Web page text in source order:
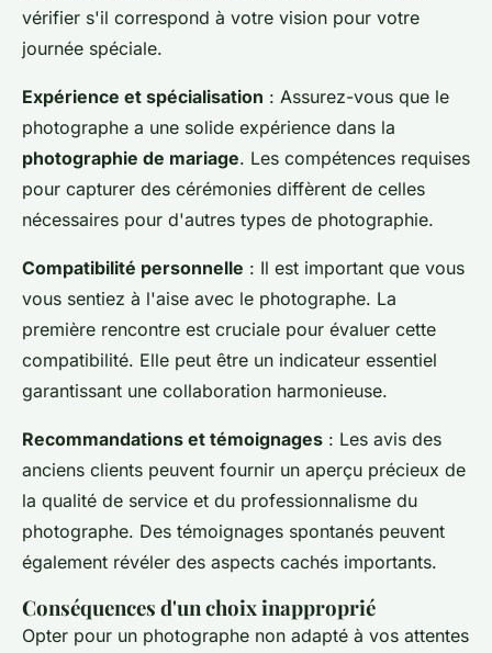
vérifier s'il correspond à votre vision pour votre
journée spéciale.
Expérience et spécialisation : Assurez-vous que le
photographe a une solide expérience dans la
photographie de mariage. Les compétences requises
pour capturer des cérémonies diffèrent de celles
nécessaires pour d'autres types de photographie.
Compatibilité personnelle : Il est important que vous
vous sentiez à l'aise avec le photographe. La
première rencontre est cruciale pour évaluer cette
compatibilité. Elle peut être un indicateur essentiel
garantissant une collaboration harmonieuse.
Recommandations et témoignages : Les avis des
anciens clients peuvent fournir un aperçu précieux de
la qualité de service et du professionnalisme du
photographe. Des témoignages spontanés peuvent
également révéler des aspects cachés importants.
Conséquences d'un choix inapproprié
Opter pour un photographe non adapté à vos attentes